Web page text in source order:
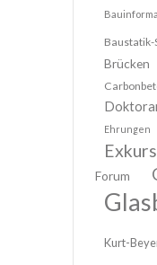
Brücken
Ehrungen
Forum
Kurt-